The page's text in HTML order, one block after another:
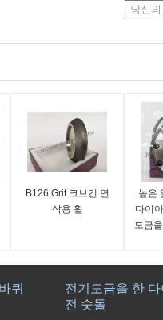
B126 Grit 크브킨 연
삭용 휠
높은
다이
도금
퀴
전기도금을 한
전 숫돌